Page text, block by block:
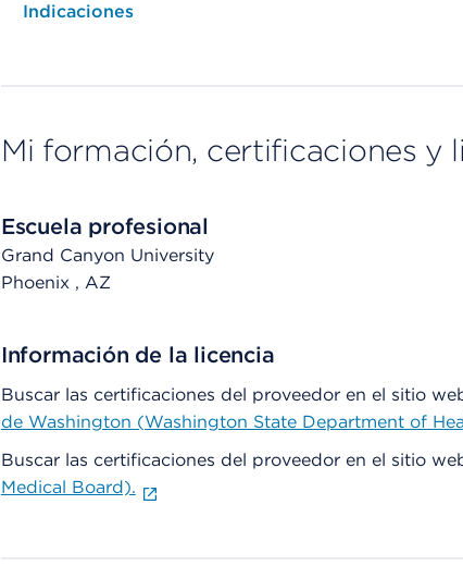
Opens native map application on mobile devices
Indicaciones
Mi formación, certificaciones y
Escuela profesional
Grand Canyon University
Phoenix , AZ
Información de la licencia
Buscar las certificaciones del proveedor en el sitio
de Washington (Washington State Department of
Buscar las certificaciones del proveedor en el sitio
Medical Board).